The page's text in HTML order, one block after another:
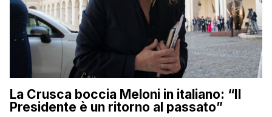
La Crusca boccia Meloni in italiano: “Il
Presidente è un ritorno al passato”